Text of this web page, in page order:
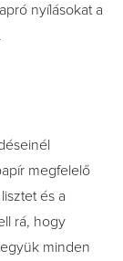
nyílásokat a
megfelelő
és a
rá, hogy
minden